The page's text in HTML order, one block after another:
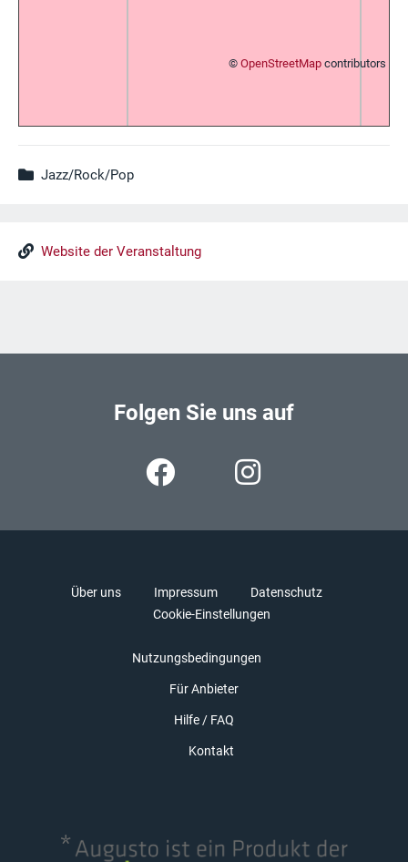
© OpenStreetMap contributors
Jazz/Rock/Pop
Website der Veranstaltung
Folgen Sie uns auf
Über uns Impressum
Datenschutz
Cookie-Einstellungen
Nutzungsbedingungen
Für Anbieter
Hilfe / FAQ
Kontakt